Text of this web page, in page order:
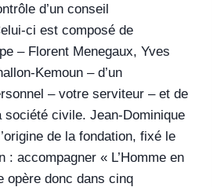
d’un conseil
ci est composé de
– Florent Menegaux, Yves
Kemoun – d’un
– votre serviteur – et de
société civile. Jean-Dominique
de la fondation, fixé le
: accompagner « L’Homme en
opère donc dans cinq